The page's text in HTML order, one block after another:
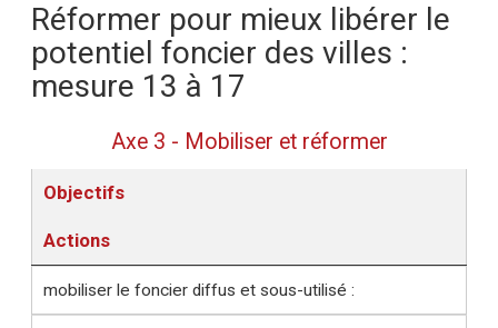
Réformer pour mieux libérer le
potentiel foncier des villes :
mesure 13 à 17
Axe 3 - Mobiliser et réformer
Objectifs
Actions
mobiliser le foncier diffus et sous-utilisé :